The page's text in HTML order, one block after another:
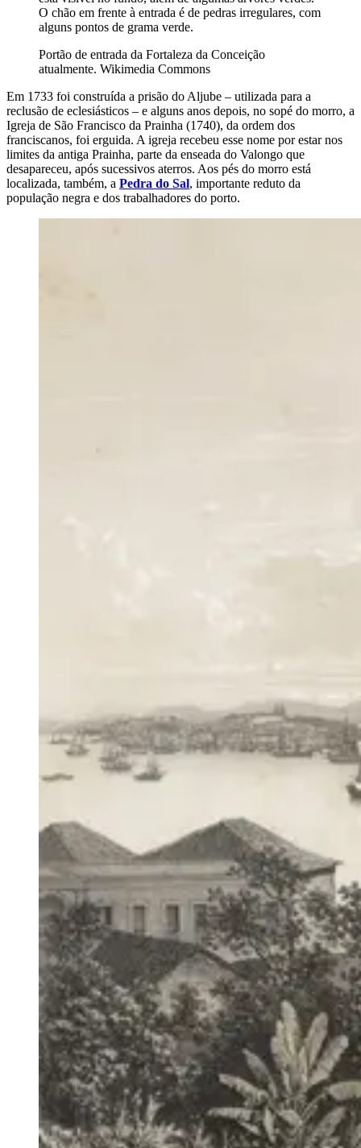
O chão em frente à entrada é de pedras irregulares, com
alguns pontos de grama verde.
Portão de entrada da Fortaleza da Conceição
atualmente. Wikimedia Commons
Em 1733 foi construída a prisão do Aljube – utilizada para a
reclusão de eclesiásticos – e alguns anos depois, no sopé do morro, a
Igreja de São Francisco da Prainha (1740), da ordem dos
franciscanos, foi erguida. A igreja recebeu esse nome por estar nos
limites da antiga Prainha, parte da enseada do Valongo que
desapareceu, após sucessivos aterros. Aos pés do morro está
localizada, também, a Pedra do Sal, importante reduto da
população negra e dos trabalhadores do porto.